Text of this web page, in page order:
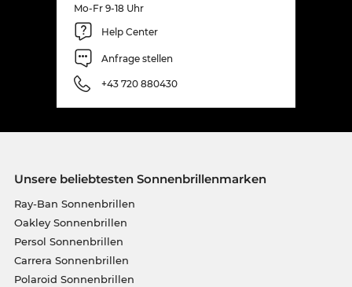
Mo-Fr 9-18 Uhr
Help Center
Anfrage stellen
+43 720 880430
Unsere beliebtesten Sonnenbrillenmarken
Ray-Ban Sonnenbrillen
Oakley Sonnenbrillen
Persol Sonnenbrillen
Carrera Sonnenbrillen
Polaroid Sonnenbrillen